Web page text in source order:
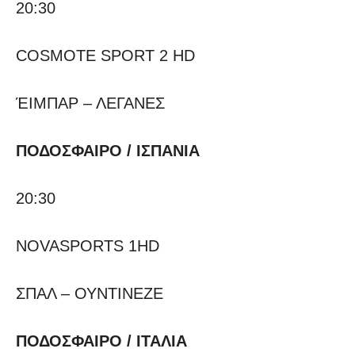
20:30
COSMOTE SPORT 2 HD
ΈΙΜΠΑΡ – ΛΕΓΑΝΕΣ
ΠΟΔΟΣΦΑΙΡΟ / ΙΣΠΑΝΙΑ
20:30
NOVASPORTS 1HD
ΣΠΑΛ – ΟΥΝΤΙΝΕΖΕ
ΠΟΔΟΣΦΑΙΡΟ / ΙΤΑΛΙΑ